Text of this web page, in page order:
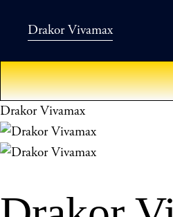
Drakor Vivamax
Drakor Vivamax